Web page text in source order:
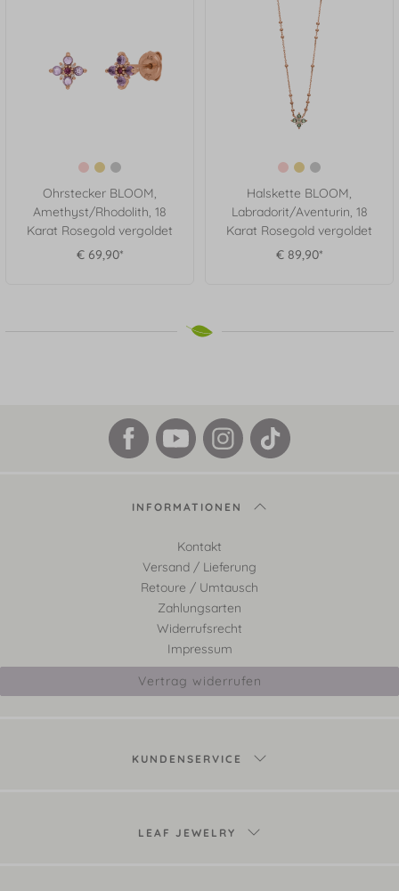
Ohrstecker BLOOM,
Amethyst/Rhodolith, 18
Karat Rosegold vergoldet
€ 69,90*
Halskette BLOOM,
Labradorit/Aventurin, 18
Karat Rosegold vergoldet
€ 89,90*
INFORMATIONEN
Kontakt
Versand / Lieferung
Retoure / Umtausch
Zahlungsarten
Widerrufsrecht
Impressum
Vertrag widerrufen
KUNDENSERVICE
LEAF JEWELRY